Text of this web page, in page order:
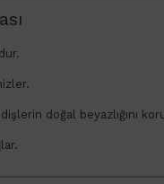
doğal beyazlığını